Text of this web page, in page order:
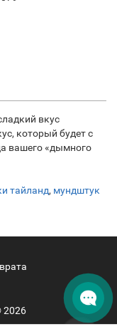
вкус
который будет с
вашего «дымного
тайланд, мундштук
2026